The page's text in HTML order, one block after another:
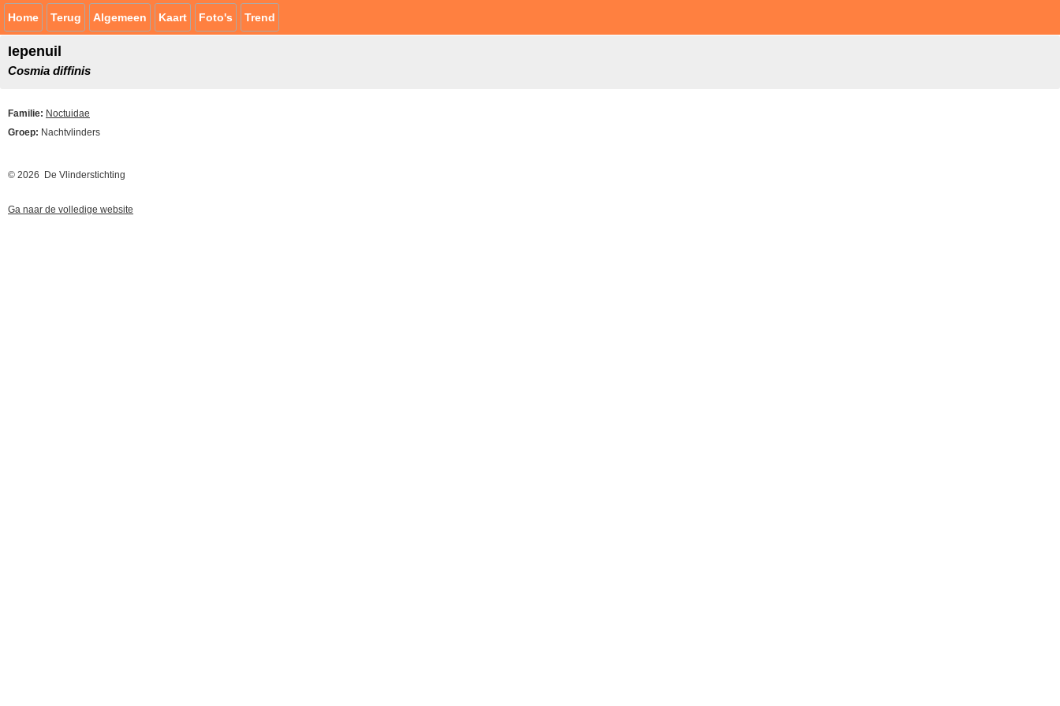
Home Terug Algemeen Kaart Foto's Trend
Iepenuil
Cosmia diffinis
Familie: Noctuidae
Groep: Nachtvlinders
© 2026 De Vlinderstichting
Ga naar de volledige website